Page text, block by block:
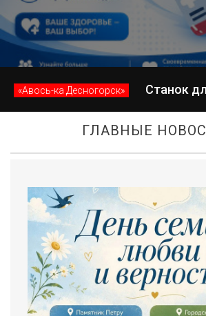
«Авось-ка Десногорск» Станок
ГЛАВНЫЕ